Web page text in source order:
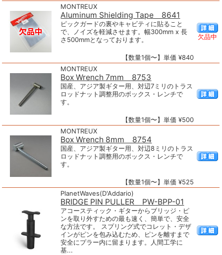
MONTREUX
Aluminum Shielding Tape 8641
ピックガードの裏やキャビティに貼ること
で、ノイズを軽減させます。幅300mm x 長
さ500mmとなっております。
【数量1個〜】単価 ¥840
欠品中
MONTREUX
Box Wrench 7mm 8753
国産、アジア製ギター用、対辺7ミリのトラス
ロッドナット調整用のボックス・レンチで
す。
【数量1個〜】単価 ¥500
MONTREUX
Box Wrench 8mm 8754
国産、アジア製ギター用、対辺8ミリのトラス
ロッドナット調整用のボックス・レンチで
す。
【数量1個〜】単価 ¥525
PlanetWaves(D'Addario)
BRIDGE PIN PULLER PW-BPP-01
アコースティック・ギターからブリッジ・ピ
ンを取り外すための最も速く、簡単で、安全
な方法です。 スプリング式でコレット・デザ
インがピンを包み込むため、ピンを離すまで
安全にプラー内に留まります。人間工学に
基...